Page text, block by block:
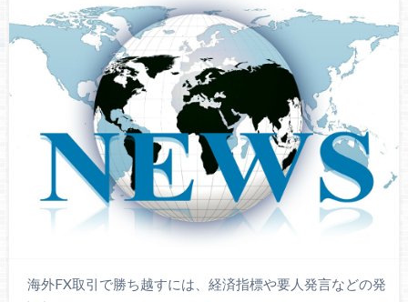
海外FX取引で勝ち越すには、経済指標や要人発言などの発